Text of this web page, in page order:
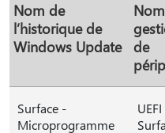
Nom de
l’historique de
Windows Update
de
Surface -
Microprogramme